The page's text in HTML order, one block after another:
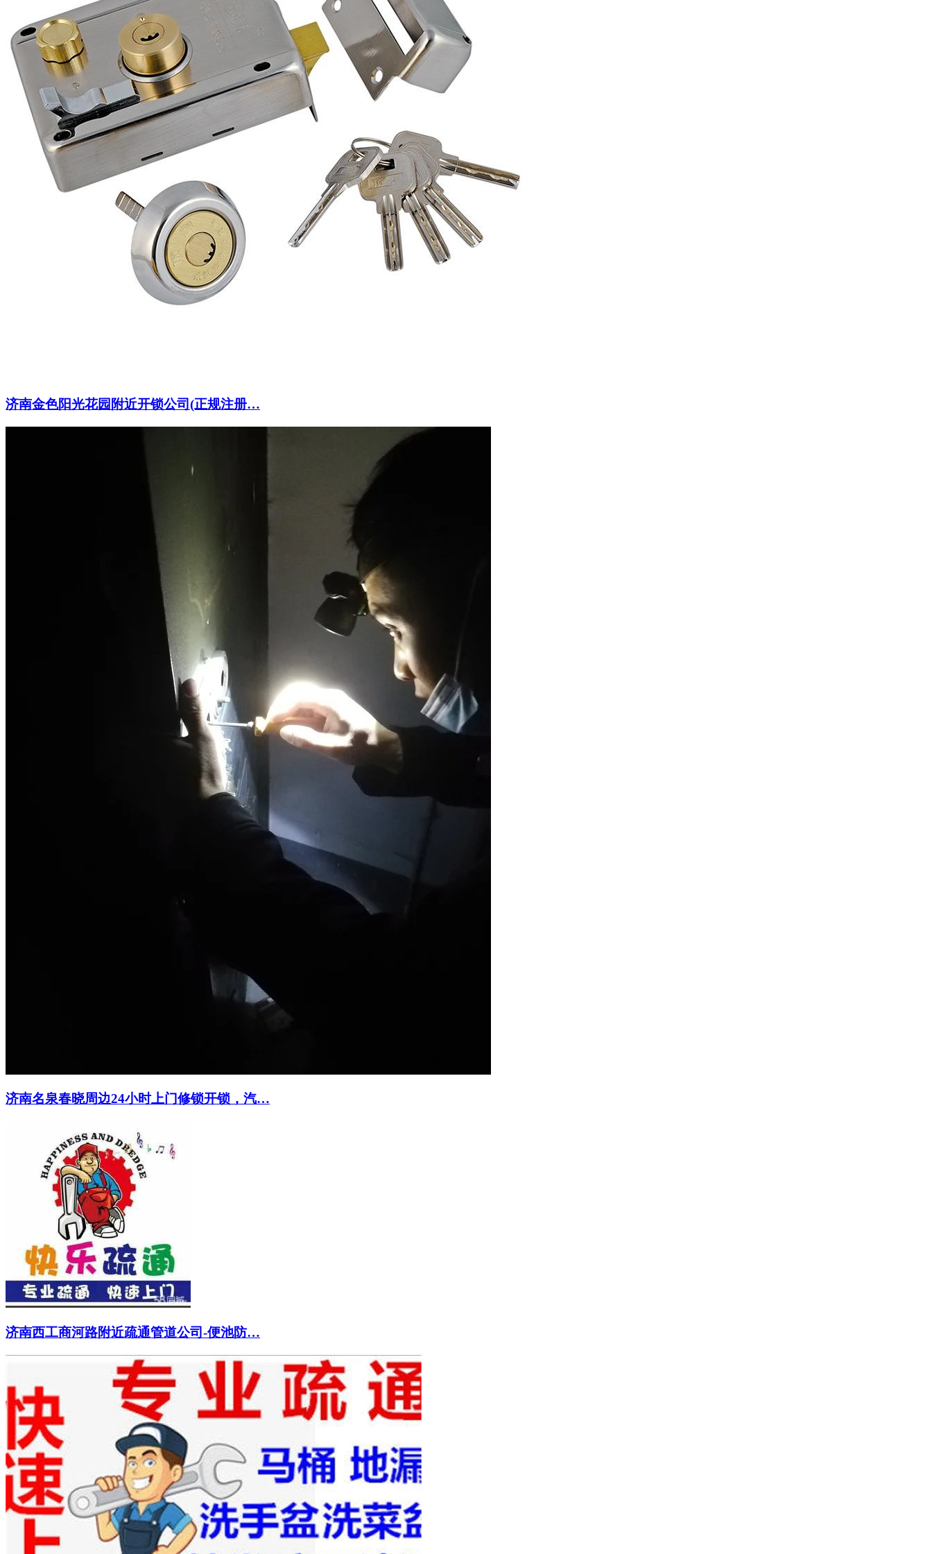
济南金色阳光花园附近开锁公司(正规注册…
济南名泉春晓周边24小时上门修锁开锁，汽…
济南西工商河路附近疏通管道公司-便池防…